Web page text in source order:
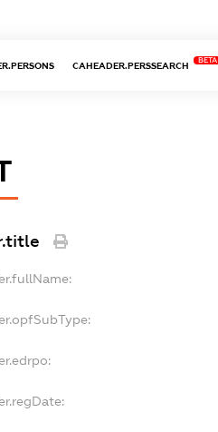
CAHEADER.PERSSEARCH
BETA